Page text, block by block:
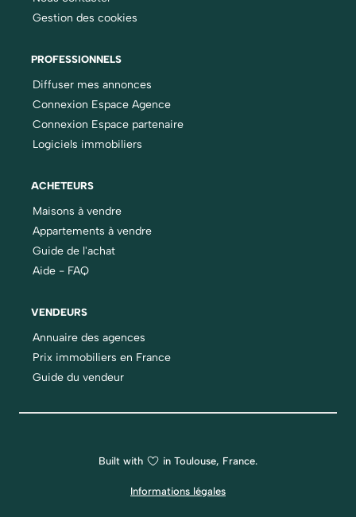
Gestion des cookies
PROFESSIONNELS
Diffuser mes annonces
Connexion Espace Agence
Connexion Espace partenaire
Logiciels immobiliers
ACHETEURS
Maisons à vendre
Appartements à vendre
Guide de l'achat
Aide - FAQ
VENDEURS
Annuaire des agences
Prix immobiliers en France
Guide du vendeur
Built with in Toulouse, France.
Informations légales